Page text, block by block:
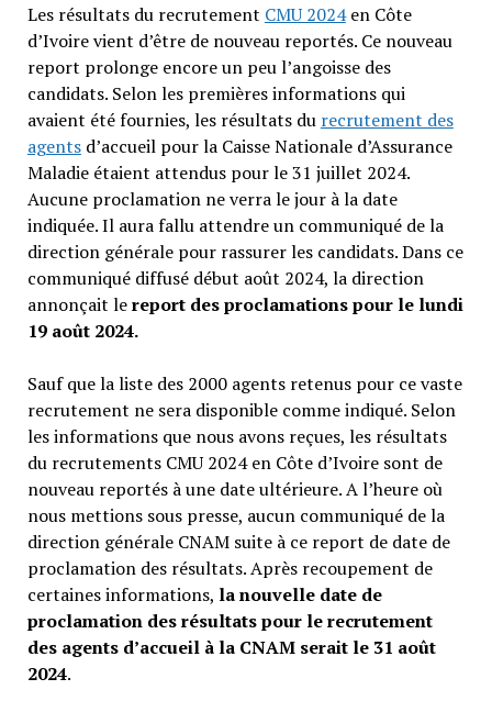
Les résultats du recrutement CMU 2024en Côte
d’Ivoire vient d’être de nouveau reportés. Ce nouveau
report prolonge encore un peu l’angoisse des
candidats. Selon les premières informations qui
avaient été fournies, les résultats du recrutement des
agentsd’accueil pour la Caisse Nationale d’Assurance
Maladie étaient attendus pour le 31 juillet 2024.
Aucune proclamation ne verra le jour à la date
indiquée. Il aura fallu attendre un communiqué de la
direction générale pour rassurer les candidats. Dans ce
communiqué diffusé début août 2024, la direction
annonçait lereport des proclamations pour le lundi
19 août 2024.
Sauf que la liste des 2000 agents retenus pour ce vaste
recrutement ne sera disponible comme indiqué. Selon
les informations que nous avons reçues, les résultats
du recrutements CMU 2024 en Côte d’Ivoire sont de
nouveau reportés à une date ultérieure. A l’heure où
nous mettions sous presse, aucun communiqué de la
direction générale CNAM suite à ce report de date de
proclamation des résultats. Après recoupement de
certaines informations, la nouvelle date de
proclamation des résultats pour le recrutement
des agents d’accueil à la CNAM serait le 31 août
2024.